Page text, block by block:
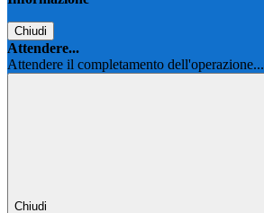
Chiudi
Attendere...
Attendere il completamento dell'operazione...
Chiudi